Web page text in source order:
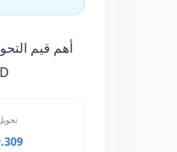
MAD
تحويل 1 USD
9.309 MAD